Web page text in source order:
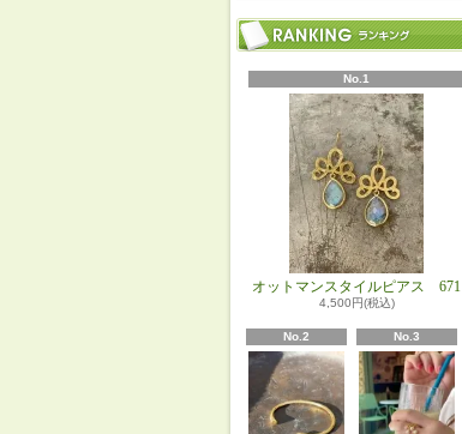
No.1
オットマンスタイルピアス 671
4,500円(税込)
No.2 No.3